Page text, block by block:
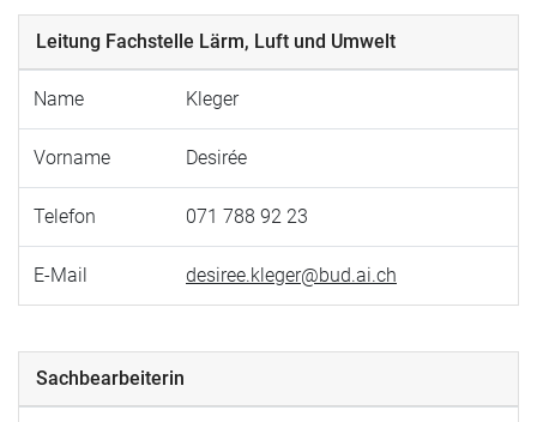
Leitung Fachstelle Lärm, Luft und Umwelt
Name Kleger
Vorname Desirée
Telefon 071 788 92 23
E-Mail desiree.kleger@bud.ai.ch
Sachbearbeiterin